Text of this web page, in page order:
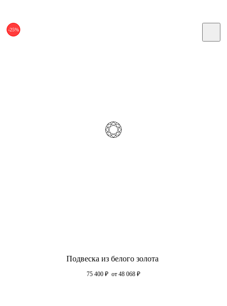
-25%
Подвеска из белого золота
75 400 ₽ от 48 068 ₽